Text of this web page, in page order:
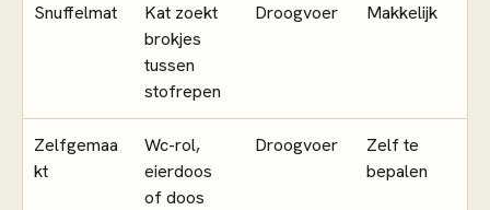
Snuffelmat
Kat zoekt
brokjes
tussen
stofrepen
Droogvoer Makkelijk
Zelfgemaa
kt
Wc-rol,
eierdoos
of doos
Droogvoer
Zelf te
bepalen